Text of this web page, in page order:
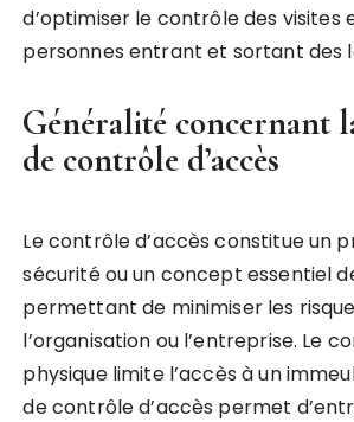
d’optimiser le contrôle des visites
personnes entrant et sortant des
Généralité concernant
de contrôle d’accès
Le contrôle d’accès constitue un
sécurité ou un concept essentiel
permettant de minimiser les
l’organisation ou l’entreprise. Le
physique limite l’accès à un
de contrôle d’accès permet